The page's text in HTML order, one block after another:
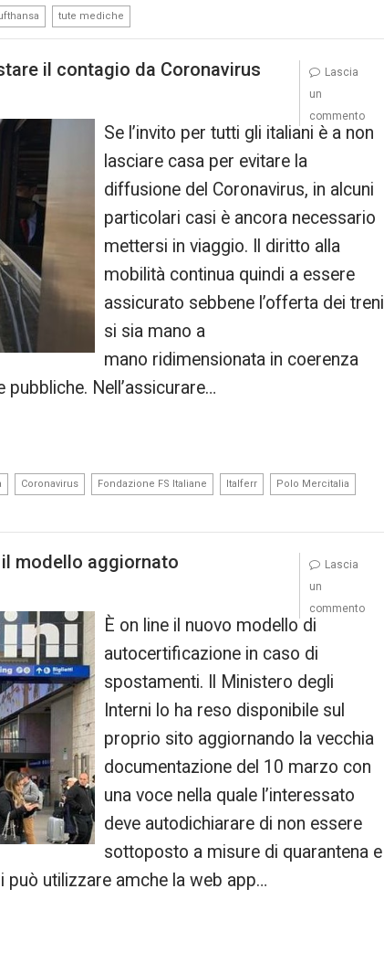
tute mediche
il contagio da Coronavirus
Se l’invito per tutti gli italiani è a non
lasciare casa per evitare la
diffusione del Coronavirus, in alcuni
particolari casi è ancora necessario
mettersi in viaggio. Il diritto alla
mobilità continua quindi a essere
assicurato sebbene l’offerta dei treni
si sia mano a
mano ridimensionata in coerenza
Nell’assicurare…
Coronavirus Fondazione FS Italiane Italferr Polo Mercitalia
Lascia
un
commento
modello aggiornato
È on line il nuovo modello di
autocertificazione in caso di
spostamenti. Il Ministero degli
Interni lo ha reso disponibile sul
proprio sito aggiornando la vecchia
documentazione del 10 marzo con
una voce nella quale l’interessato
deve autodichiarare di non essere
sottoposto a misure di quarantena e
può utilizzare amche la web app…
Lascia
un
commento